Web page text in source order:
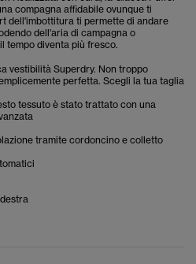
compagna affidabile ovunque ti
dell'imbottitura ti permette di andare
dell'aria di campagna o
tempo diventa più fresco.
vestibilità Superdry. Non troppo
perfetta. Scegli la tua taglia
tessuto è stato trattato con una
tramite cordoncino e colletto